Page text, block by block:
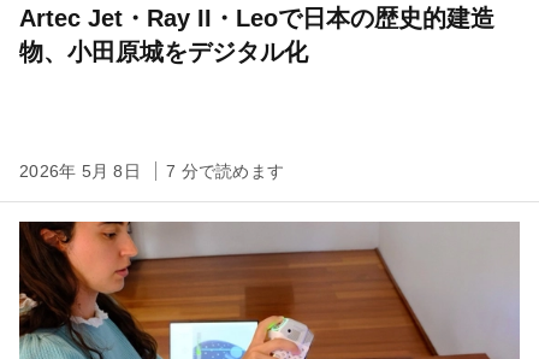
Artec Jet・Ray II・Leoで日本の歴史的建造
物、小田原城をデジタル化
2026年 5月 8日 7 分で読めます